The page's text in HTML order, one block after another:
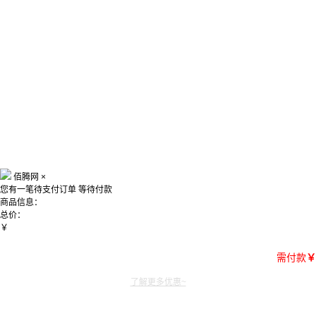
佰腾网 ×
您有一笔待支付订单 等待付款
商品信息：
总价：
￥
需付款￥
了解更多优惠~